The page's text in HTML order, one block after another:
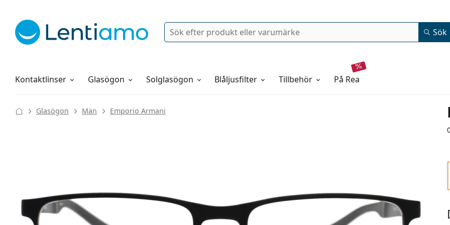
Sök Sök
Kontaktlinser
Linsvätskor Glasögon Solglasögon Blåljusfilter Tillbehör på rea
Allt om att handla hos oss
Glasögon Män Emporio Armani